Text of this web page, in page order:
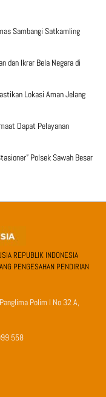
Sambangi Satkamling
dan Ikrar Bela Negara di
Lokasi Aman Jelang
Dapat Pelayanan
Polsek Sawah Besar
REPUBLIK INDONESIA
PENGESAHAN PENDIRIAN
Polim I No 32 A,
558